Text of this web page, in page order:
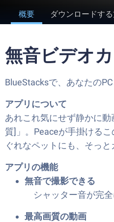
概要 ダウンロードす
無音ビデオ
BlueStacksで、あなたの
アプリについて
あれこれ気にせず静かに
質]」。Peaceが手掛ける
ぐれなペットにも、そっ
アプリの機能
無音で撮影できる
シャッター音が完全
最高画質の動画